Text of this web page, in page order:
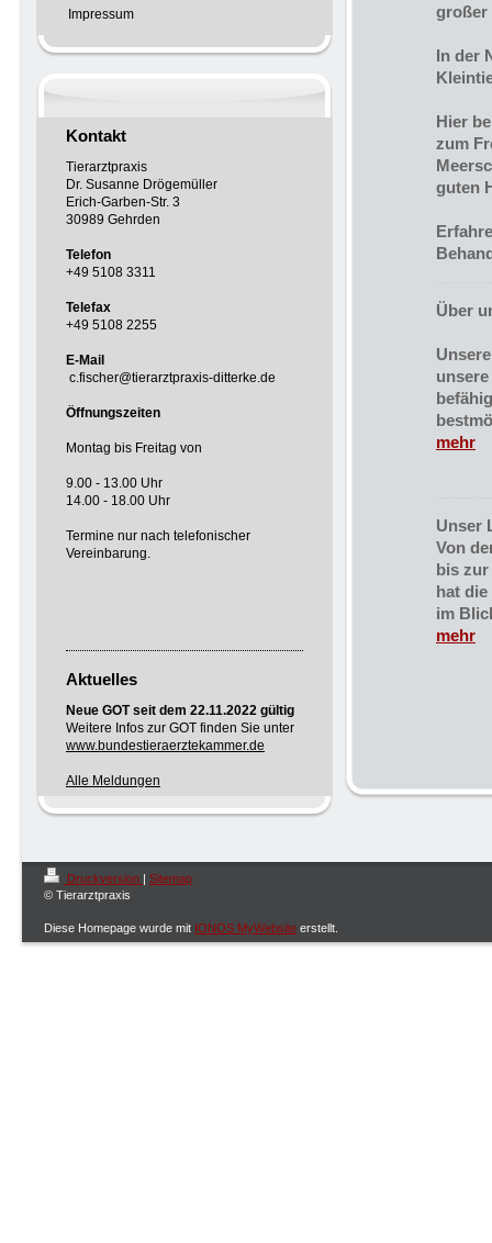
großer
In der
Hier
zum
guten
Über
mehr
Unser
Von
bis zur
hat
im
mehr
Impressum
Kontakt
Tierarztpraxis
Dr. Susanne Drögemüller
Erich-Garben-Str. 3
30989 Gehrden
Telefon
+49 5108 3311
Telefax
+49 5108 2255
E-Mail
c.fischer@tierarztpraxis-ditterke.de
Öffnungszeiten
Montag bis Freitag von
9.00 - 13.00 Uhr
14.00 - 18.00 Uhr
Termine nur nach telefonischer
Vereinbarung.
Aktuelles
Neue GOT seit dem 22.11.2022 gültig
Weitere Infos zur GOT finden Sie unter
www.bundestieraerztekammer.de
Alle Meldungen
Druckversion | Sitemap
© Tierarztpraxis
Diese Homepage wurde mit IONOS MyWebsite erstellt.